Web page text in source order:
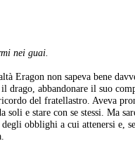
nei guai.
Eragon non sapeva bene
drago, abbandonare il suo
del fratellastro. Aveva
e stare con se stessi. Ma
obblighi a cui attenersi e,